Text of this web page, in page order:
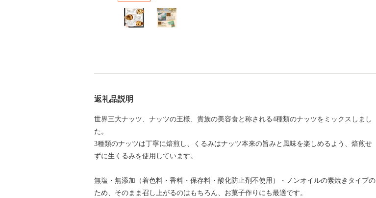
返礼品説明
世界三大ナッツ、ナッツの王様、貴族の美容食と称される4種類のナッツをミックスしまし
た。
3種類のナッツは丁寧に焙煎し、くるみはナッツ本来の旨みと風味を楽しめるよう、焙煎せ
ずに生くるみを使用しています。
無塩・無添加（着色料・香料・保存料・酸化防止剤不使用）・ノンオイルの素焼きタイプの
ため、そのまま召し上がるのはもちろん、お菓子作りにも最適です。